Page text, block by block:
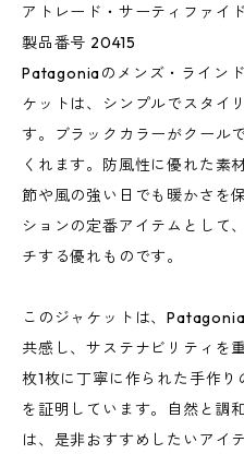
アトレード・サーティファイ
製品番号 20415
Patagoniaのメンズ・ライン
ケットは、シンプルでスタイ
す。ブラックカラーがクール
くれます。防風性に優れた素
節や風の強い日でも暖かさを
ションの定番アイテムとして
チする優れものです。
このジャケットは、
共感し、サステナビリティを
枚1枚に丁寧に作られた手作
を証明しています。自然と調
は、是非おすすめしたいアイ